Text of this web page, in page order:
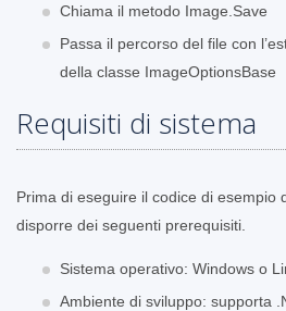
Chiama il metodo Image.Save
Passa il percorso del file con
della classe ImageOptionsBase
Requisiti di sistema
Prima di eseguire il codice di esempio
disporre dei seguenti prerequisiti.
Sistema operativo: Windows o
Ambiente di sviluppo: supporta